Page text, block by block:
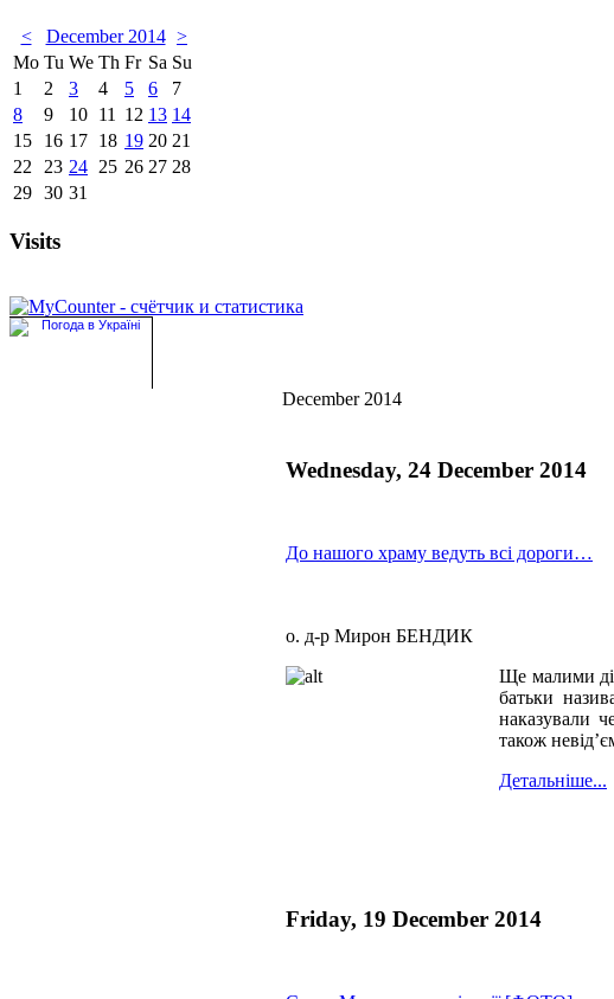
< December 2014 >
Mo Tu We Th Fr Sa Su
1
2 3 4 5 6
7
8
9 10 11 12 13 14
15
16 17 18 19 20 21
22
23 24 25 26 27 28
29 30 31
Visits
December 2014
Wednesday, 24 December 2014
До нашого храму ведуть всі дороги…
о. д-р Мирон БЕНДИК
Ще малими
батьки
наказували
також
Детальніше...
Friday, 19 December 2014